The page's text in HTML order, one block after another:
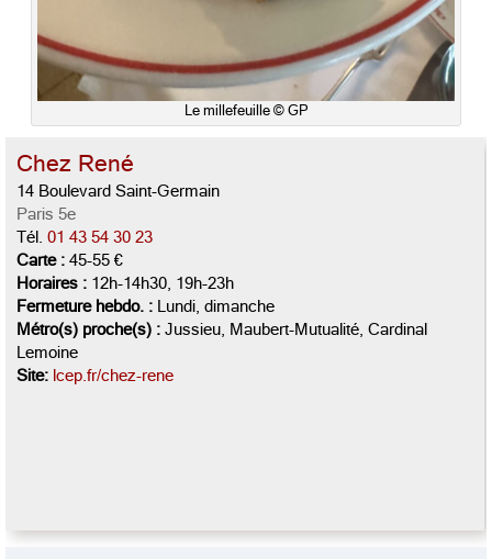
Le millefeuille © GP
Chez René
14 Boulevard Saint-Germain
Paris 5e
Tél. 01 43 54 30 23
Carte : 45-55 €
Horaires : 12h-14h30, 19h-23h
Fermeture hebdo. : Lundi, dimanche
Métro(s) proche(s) : Jussieu, Maubert-Mutualité, Cardinal
Lemoine
Site: lcep.fr/chez-rene